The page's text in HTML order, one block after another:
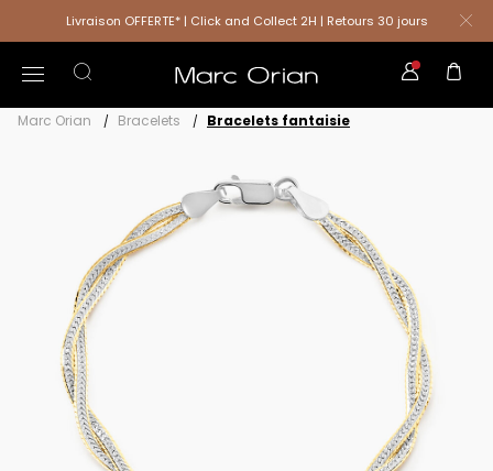
Livraison OFFERTE* | Click and Collect 2H | Retours 30 jours
Marc Orian Bracelets Bracelets fantaisie